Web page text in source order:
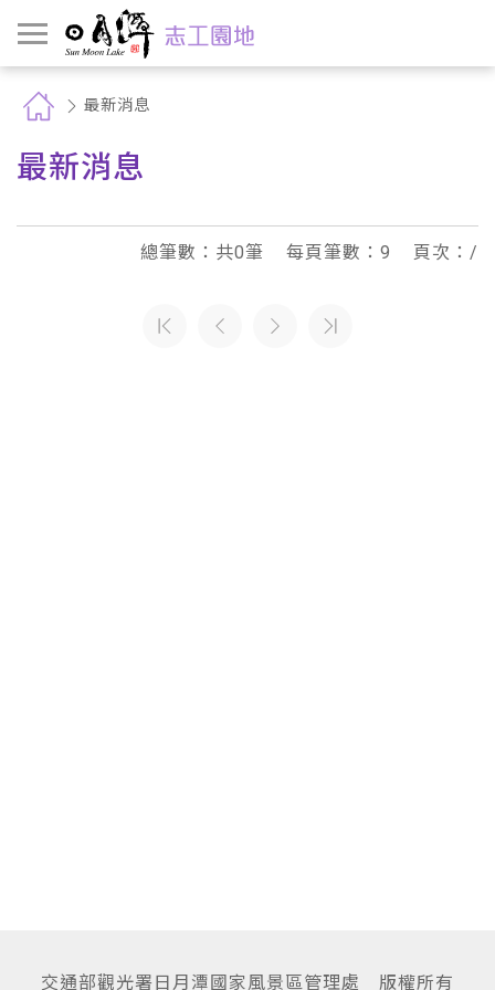
最新消息
最新消息
總筆數： 共0筆 每頁筆數： 9 頁次： /
交通部觀光署日月潭國家風景區管理處 版權所有